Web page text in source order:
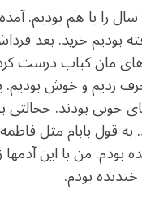
را با هم بودیم.
بودیم خرید. بعد
مان کباب درست
زدیم و خوش بودیم.
خوبی بودند. خجالتی
قول بابام مثل
بودم. من با این
بودم.